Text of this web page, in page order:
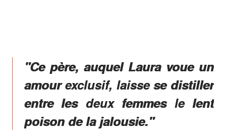
"Ce père, auquel Laura voue un
amour exclusif, laisse se distiller
entre les deux femmes le lent
poison de la jalousie."